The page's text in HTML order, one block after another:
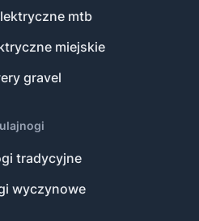
mtb
miejskie
gravel
tradycyjne
wyczynowe